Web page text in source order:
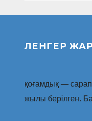
ЛЕНГЕР
қоғамдық —
жылы берілген.